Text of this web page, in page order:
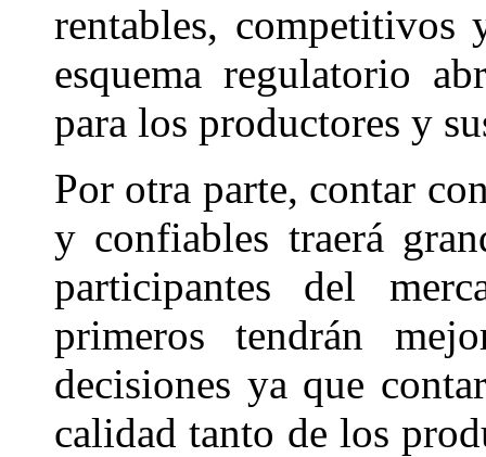
rentables, competitivos
esquema regulatorio
para los productores y
Por otra parte, contar
y confiables traerá
participantes del
primeros tendrán
decisiones ya que
calidad tanto de los